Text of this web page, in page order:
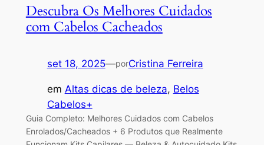
Descubra Os Melhores Cuidados
com Cabelos Cacheados
set 18, 2025—porCristina Ferreira
em Altas dicas de beleza, Belos
Cabelos+
Guia Completo: Melhores Cuidados com Cabelos
Enrolados/Cacheados + 6 Produtos que Realmente